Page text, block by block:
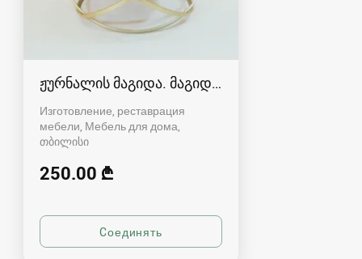
ჟურნალის მაგიდა. მაგიდები 2022 მოდელები
Изготовление, реставрация
мебели, Мебель для дома
თბილისი
250.00 ₾